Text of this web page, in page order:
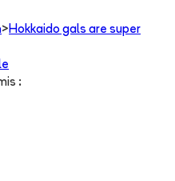
> Hokkaido gals are super
: